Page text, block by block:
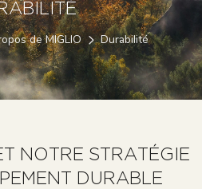
de MIGLIO Durabilité
NOTRE STRATÉGIE
DURABLE